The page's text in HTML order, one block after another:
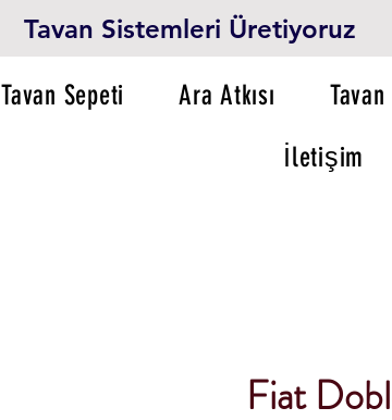
Tavan Sistemleri Üretiyoruz
Tavan Sepeti Ara Atkısı
İletişim
Fiat